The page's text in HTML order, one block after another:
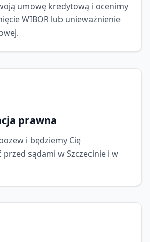
umowę kredytową i ocenimy
WIBOR lub unieważnienie
prawna
i będziemy Cię
sądami w Szczecinie i w